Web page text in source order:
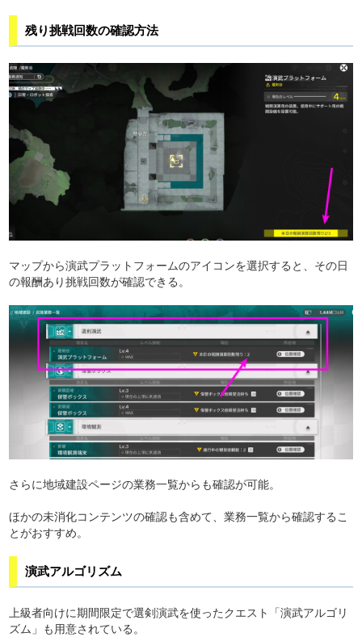
残り挑戦回数の確認方法
マップから演武プラットフォームのアイコンを選択すると、その日
の報酬あり挑戦回数が確認できる。
さらに地域建設ページの業務一覧からも確認が可能。
ほかの未消化コンテンツの確認も含めて、業務一覧から確認するこ
とがおすすめ。
演武アルゴリズム
上級者向けに期間限定で選剣演武を使ったクエスト「演武アルゴリ
ズム」も用意されている。